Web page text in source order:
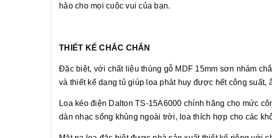
hảo cho mọi cuộc vui của bạn.
THIẾT KẾ CHẮC CHẮN
Đặc biệt, với chất liệu thùng gỗ MDF 15mm sơn nhám
và thiết kế dạng tủ giúp loa phát huy được hết công suất,
Loa kéo điện Dalton TS-15A6000 chính hãng cho mức
dàn nhạc sống khủng ngoài trời, loa thích hợp cho các